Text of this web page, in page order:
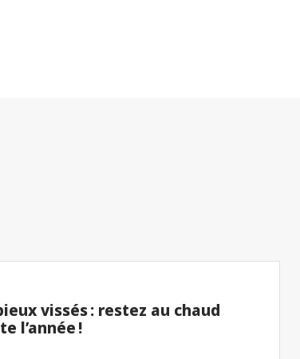
vissés : restez au chaud
l’année !